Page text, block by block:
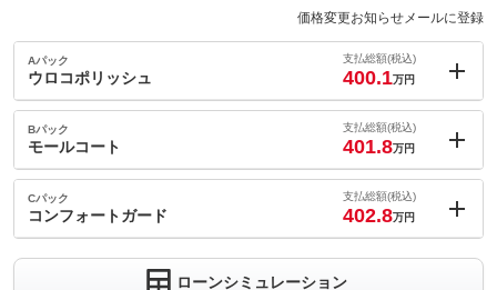
価格変更お知らせメールに登録
Aパック
ウロコポリッシュ
支払総額(税込)
400.1万円
内：オプシ
ョン価格
(税込)
車両本体価
387.4万円
Bパック
モールコート
支払総額(税込)
401.8万円
内：オプシ
ョン価格
(税込)
車両本体価
Cパック
コンフォートガード
支払総額(税込)
402.8万円
4
ローンシミュレーション